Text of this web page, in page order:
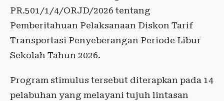
PR.501/1/4/ORJD/2026 tentang
Pemberitahuan Pelaksanaan Diskon Tarif
Transportasi Penyeberangan Periode Libur
Sekolah Tahun 2026.
Program stimulus tersebut diterapkan pada 14
pelabuhan yang melayani tujuh lintasan